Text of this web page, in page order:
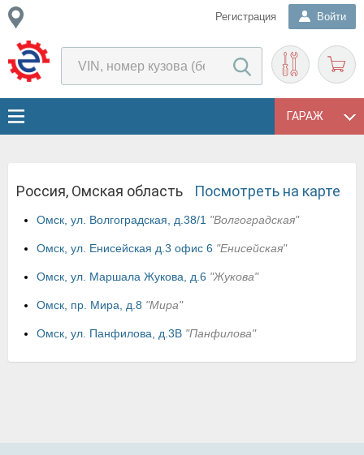
Регистрация Войти
ГАРАЖ
Россия, Омская область Посмотреть на карте
Омск, ул. Волгоградская, д.38/1 "Волгоградская"
Омск, ул. Енисейская д.3 офис 6 "Енисейская"
Омск, ул. Маршала Жукова, д.6 "Жукова"
Омск, пр. Мира, д.8 "Мира"
Омск, ул. Панфилова, д.3В "Панфилова"